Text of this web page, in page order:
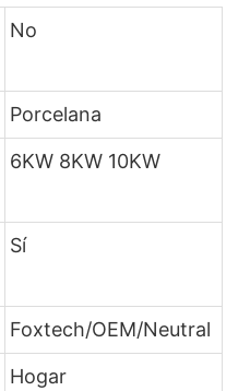
No
Porcelana
6KW 8KW 10KW
Sí
Foxtech/OEM/Neutral
Hogar